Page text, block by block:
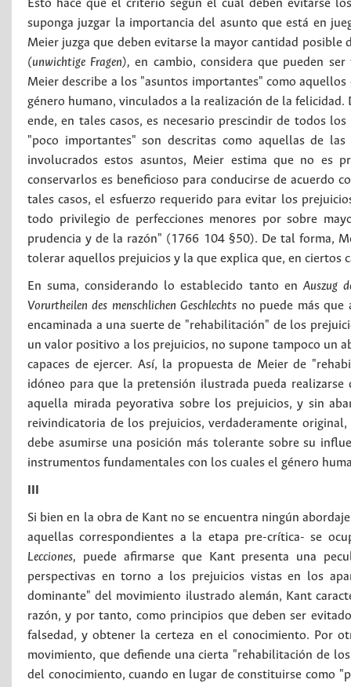
Esto hace que el criterio según el cual deben evitarse
suponga juzgar la importancia del asunto que está en
Meier juzga que deben evitarse la mayor cantidad
(unwichtige Fragen), en cambio, considera que pueden
Meier describe a los "asuntos importantes" como
género humano, vinculados a la realización de la
ende, en tales casos, es necesario prescindir de todos
"poco importantes" son descritas como aquellas de
involucrados estos asuntos, Meier estima que no es
conservarlos es beneficioso para conducirse de acuerdo
tales casos, el esfuerzo requerido para evitar los
todo privilegio de perfecciones menores por sobre
prudencia y de la razón" (1766 104 §50). De tal forma,
tolerar aquellos prejuicios y la que explica que, en ciertos
En suma, considerando lo establecido tanto en Auszug
Vorurtheilen des menschlichen Geschlechts no puede más que
encaminada a una suerte de "rehabilitación" de los
un valor positivo a los prejuicios, no supone tampoco un
capaces de ejercer. Así, la propuesta de Meier de
idóneo para que la pretensión ilustrada pueda
aquella mirada peyorativa sobre los prejuicios, y sin
reivindicatoria de los prejuicios, verdaderamente
debe asumirse una posición más tolerante sobre su
instrumentos fundamentales con los cuales el género
Si bien en la obra de Kant no se encuentra ningún
aquellas correspondientes a la etapa pre-crítica- se
Lecciones, puede afirmarse que Kant presenta una
perspectivas en torno a los prejuicios vistas en los
dominante" del movimiento ilustrado alemán, Kant
razón, y por tanto, como principios que deben ser
falsedad, y obtener la certeza en el conocimiento. Por
movimiento, que defiende una cierta "rehabilitación de
del conocimiento, cuando en lugar de constituirse como